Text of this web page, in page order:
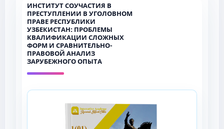
ИНСТИТУТ СОУЧАСТИЯ В
ПРЕСТУПЛЕНИИ В УГОЛОВНОМ
ПРАВЕ РЕСПУБЛИКИ
УЗБЕКИСТАН: ПРОБЛЕМЫ
КВАЛИФИКАЦИИ СЛОЖНЫХ
ФОРМ И СРАВНИТЕЛЬНО-
ПРАВОВОЙ АНАЛИЗ
ЗАРУБЕЖНОГО ОПЫТА